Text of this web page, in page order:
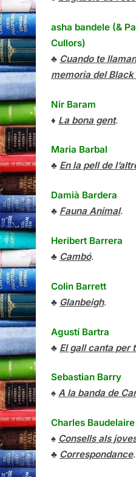
asha bandele (&
Cullors)
♣ Cuando te
memoria del
Nir Baram
♦ La bona gent.
Maria Barbal
♣ En la pell de
Damià Bardera
♣ Fauna Animal.
Heribert Barrera
♣ Cambó.
Colin Barrett
♣ Glanbeigh.
Agustí Bartra
♣ El gall canta per
Sebastian Barry
♠ A la banda de
Charles Baudelaire
♠ Consells als
♣ Correspondance.